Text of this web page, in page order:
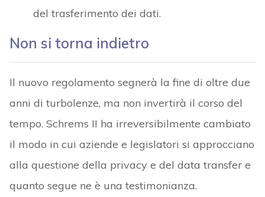
del trasferimento dei dati.
Non si torna indietro
Il nuovo regolamento segnerà la fine di oltre due
anni di turbolenze, ma non invertirà il corso del
tempo. Schrems II ha irreversibilmente cambiato
il modo in cui aziende e legislatori si approcciano
alla questione della privacy e del data transfer e
quanto segue ne è una testimonianza.